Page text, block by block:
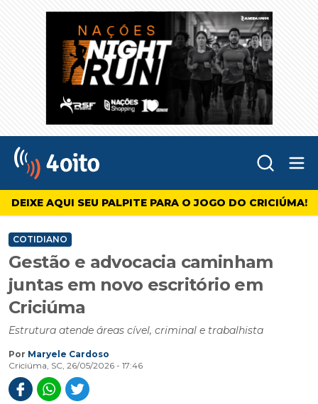
4oito
DEIXE AQUI SEU PALPITE PARA O JOGO DO CRICIÚMA!
COTIDIANO
Gestão e advocacia caminham
juntas em novo escritório em
Criciúma
Estrutura atende áreas cível, criminal e trabalhista
Por Maryele Cardoso
Criciúma, SC, 26/05/2026 - 17:46